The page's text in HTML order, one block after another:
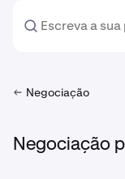
Negociação
Negociação